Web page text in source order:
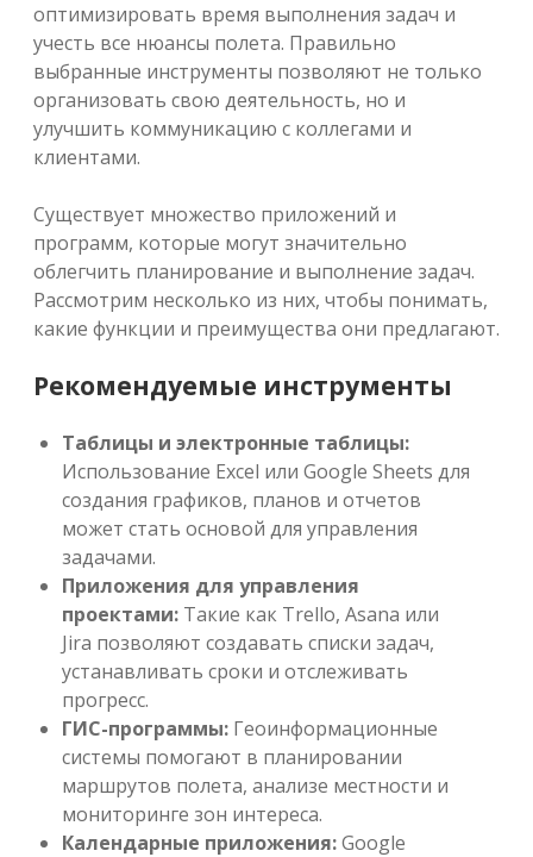
оптимизировать время выполнения задач и
учесть все нюансы полета. Правильно
выбранные инструменты позволяют не только
организовать свою деятельность, но и
улучшить коммуникацию с коллегами и
клиентами.
Существует множество приложений и
программ, которые могут значительно
облегчить планирование и выполнение задач.
Рассмотрим несколько из них, чтобы понимать,
какие функции и преимущества они предлагают.
Рекомендуемые инструменты
Таблицы и электронные таблицы:
Использование Excel или Google Sheets для
создания графиков, планов и отчетов
может стать основой для управления
задачами.
Приложения для управления
проектами: Такие как Trello, Asana или
Jira позволяют создавать списки задач,
устанавливать сроки и отслеживать
прогресс.
ГИС-программы: Геоинформационные
системы помогают в планировании
маршрутов полета, анализе местности и
мониторинге зон интереса.
Календарные приложения:Google